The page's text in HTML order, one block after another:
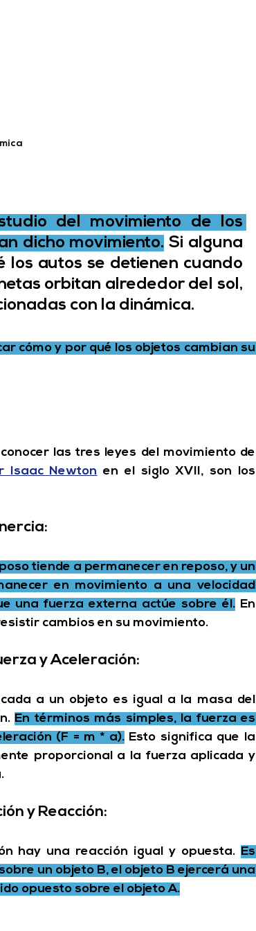
del movimiento de los
dicho movimiento. Si alguna
autos se detienen cuando
orbitan alrededor del sol,
con la dinámica.
cómo y por qué los objetos cambian su
las tres leyes del movimiento de
Isaac Newton en el siglo XVII, son los
tiende a permanecer en reposo, y un
en movimiento a una velocidad
una fuerza externa actúe sobre él. En
cambios en su movimiento.
y Aceleración:
a un objeto es igual a la masa del
En términos más simples, la fuerza es
(F = m * a). Esto significa que la
proporcional a la fuerza aplicada y
y Reacción:
hay una reacción igual y opuesta. Es
un objeto B, el objeto B ejercerá una
opuesto sobre el objeto A.